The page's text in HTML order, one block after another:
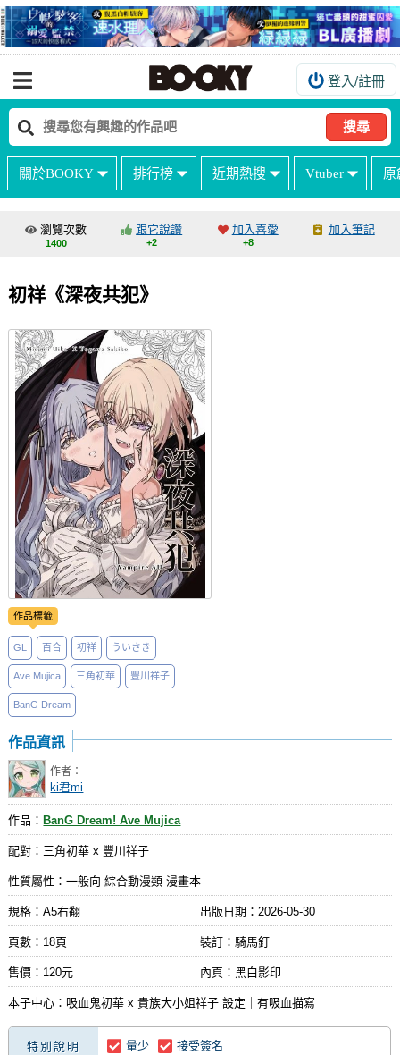
登入/註冊
搜尋
關於BOOKY 排行榜 近期熱搜 Vtuber 原
我的訂單
如何購買
海外購買說明
如何委託販售
客服中心
台灣同人誌中心
社團管理中心
登入BOOKY委託管理
瀏覽次數
1400
跟它說讚
+2
加入喜愛
+8
加入筆記
初祥《深夜共犯》
作品標籤
GL 百合 初祥 ういさき
Ave Mujica 三角初華 豐川祥子
BanG Dream
作品資訊
作者：
ki君mi
作品： BanG Dream! Ave Mujica
配對：三角初華 x 豐川祥子
性質屬性：一般向 綜合動漫類 漫畫本
規格：A5右翻 出版日期： 2026-05-30
頁數：18頁 裝訂：騎馬釘
售價：120元 內頁：黑白影印
本子中心：吸血鬼初華 x 貴族大小姐祥子 設定｜有吸血描寫
特別說明 量少 接受簽名